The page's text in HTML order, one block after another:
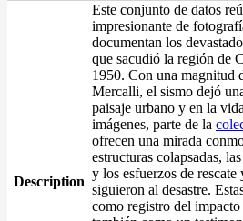
Description
Este conjunto de datos
impresionante de
documentan los
que sacudió la región de
1950. Con una magnitud
Mercalli, el sismo dejó
paisaje urbano y en la
imágenes, parte de la
ofrecen una mirada
estructuras colapsadas,
y los esfuerzos de
siguieron al desastre.
como registro del